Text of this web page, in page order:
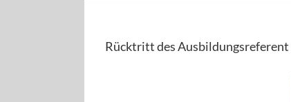
Rücktritt des Ausbildungsreferent